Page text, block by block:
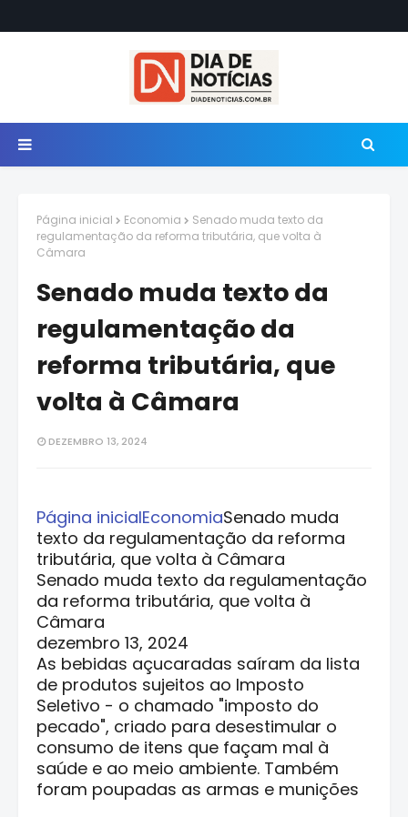
Página inicial Economia
Senado muda texto da
regulamentação da reforma tributária, que volta à
Câmara
Senado muda texto da
regulamentação da
reforma tributária, que
volta à Câmara
DEZEMBRO 13, 2024
Página inicialEconomiaSenado muda
texto da regulamentação da reforma
tributária, que volta à Câmara
Senado muda texto da regulamentação
da reforma tributária, que volta à
Câmara
dezembro 13, 2024
As bebidas açucaradas saíram da lista
de produtos sujeitos ao Imposto
Seletivo - o chamado "imposto do
pecado", criado para desestimular o
consumo de itens que façam mal à
saúde e ao meio ambiente. Também
foram poupadas as armas e munições